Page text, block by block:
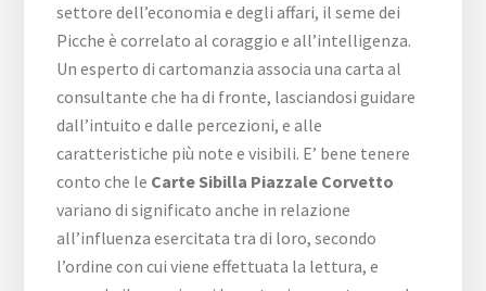
settore dell’economia e degli affari, il seme dei
Picche è correlato al coraggio e all’intelligenza.
Un esperto di cartomanzia associa una carta al
consultante che ha di fronte, lasciandosi guidare
dall’intuito e dalle percezioni, e alle
caratteristiche più note e visibili. E’ bene tenere
conto che le Carte Sibilla ​Piazzale ​Corvetto
variano di significato anche in relazione
all’influenza esercitata tra di loro, secondo
l’ordine con cui viene effettuata la lettura, e